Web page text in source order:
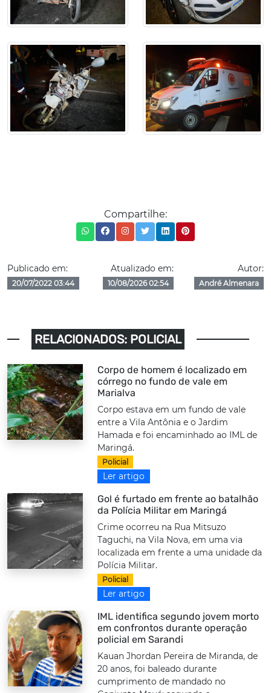
Compartilhe:
Publicado em:
20/07/2022 03:44
Atualizado em:
10/08/2026 02:54
Autor:
André Almenara
RELACIONADOS: POLICIAL
Corpo de homem é localizado em
córrego no fundo de vale em
Marialva
Corpo estava em um fundo de vale
entre a Vila Antônia e o Jardim
Hamada e foi encaminhado ao IML de
Maringá.
Policial
Ler artigo
Gol é furtado em frente ao batalhão
da Polícia Militar em Maringá
Crime ocorreu na Rua Mitsuzo
Taguchi, na Vila Nova, em uma via
localizada em frente a uma unidade da
Polícia Militar.
Policial
Ler artigo
IML identifica segundo jovem morto
em confrontos durante operação
policial em Sarandi
Kauan Jhordan Pereira de Miranda, de
20 anos, foi baleado durante
cumprimento de mandado no